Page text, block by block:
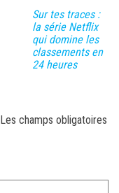
Sur tes traces :
la série Netflix
qui domine les
classements en
24 heures
Les champs obligatoires